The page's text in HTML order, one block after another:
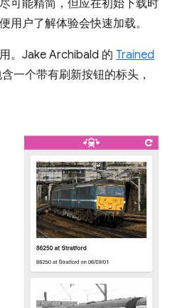
可能精简，但应在初始下载时
用户了解体验会快速加载。
。Jake Archibald 的 Trained
一个带有刷新按钮的标头，